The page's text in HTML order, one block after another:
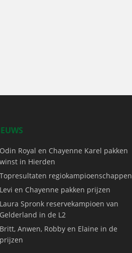
Odin Royal en Chayenne Karel pakken
winst in Hierden
Topresultaten regiokampioenschappen
Levi en Chayenne pakken prijzen
Laura Spronk reservekampioen van
Gelderland in de L2
Britt, Anwen, Robby en Elaine in de
prijzen